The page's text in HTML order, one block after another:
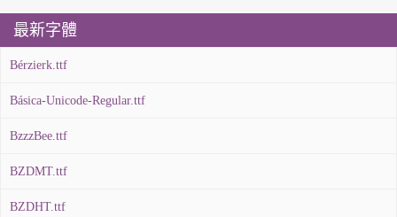
最新字體
Bérzierk.ttf
Básica-Unicode-Regular.ttf
BzzzBee.ttf
BZDMT.ttf
BZDHT.ttf